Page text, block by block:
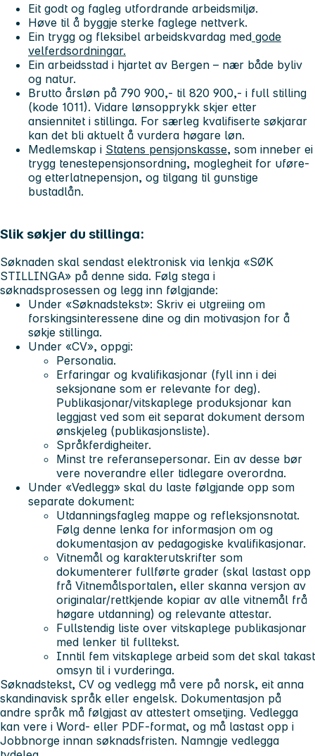
Eit godt og fagleg utfordrande arbeidsmiljø.
Høve til å byggje sterke faglege nettverk.
Ein trygg og fleksibel arbeidskvardag med gode
velferdsordningar.
Ein arbeidsstad i hjartet av Bergen – nær både byliv
og natur.
Brutto årsløn på 790 900,- til 820 900,- i full stilling
(kode 1011). Vidare lønsopprykk skjer etter
ansiennitet i stillinga. For særleg kvalifiserte søkjarar
kan det bli aktuelt å vurdera høgare løn.
Medlemskap i Statens pensjonskasse, som inneber ei
trygg tenestepensjonsordning, moglegheit for uføre-
og etterlatnepensjon, og tilgang til gunstige
bustadlån.
Slik søkjer du stillinga:
Søknaden skal sendast elektronisk via lenkja «SØK
STILLINGA» på denne sida. Følg stega i
søknadsprosessen og legg inn følgjande:
Under «Søknadstekst»: Skriv ei utgreiing om
forskingsinteressene dine og din motivasjon for å
søkje stillinga.
Under «CV», oppgi:
Personalia.
Erfaringar og kvalifikasjonar (fyll inn i dei
seksjonane som er relevante for deg).
Publikasjonar/vitskaplege produksjonar kan
leggjast ved som eit separat dokument dersom
ønskjeleg (publikasjonsliste).
Språkferdigheiter.
Minst tre referansepersonar. Ein av desse bør
vere noverandre eller tidlegare overordna.
Under «Vedlegg» skal du laste følgjande opp som
separate dokument:
Utdanningsfagleg mappe og refleksjonsnotat.
Følg denne lenka for informasjon om og
dokumentasjon av pedagogiske kvalifikasjonar.
Vitnemål og karakterutskrifter som
dokumenterer fullførte grader (skal lastast opp
frå Vitnemålsportalen, eller skanna versjon av
originalar/rettkjende kopiar av alle vitnemål frå
høgare utdanning) og relevante attestar.
Fullstendig liste over vitskaplege publikasjonar
med lenker til fulltekst.
Inntil fem vitskaplege arbeid som det skal takast
omsyn til i vurderinga.
Søknadstekst, CV og vedlegg må vere på norsk, eit anna
skandinavisk språk eller engelsk. Dokumentasjon på
andre språk må følgjast av attestert omsetjing. Vedlegga
kan vere i Word- eller PDF-format, og må lastast opp i
Jobbnorge innan søknadsfristen. Namngje vedlegga